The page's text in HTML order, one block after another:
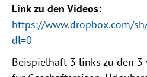
Link zu den Videos:
https://www.dropbox.com/
dl=0
Beispielhaft 3 links zu den 3